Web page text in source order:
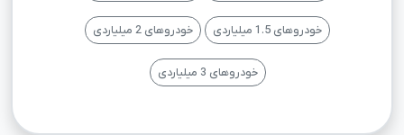
خودروهای 1.5 میلیاردی خودروهای 2 میلیاردی
خودروهای 3 میلیاردی